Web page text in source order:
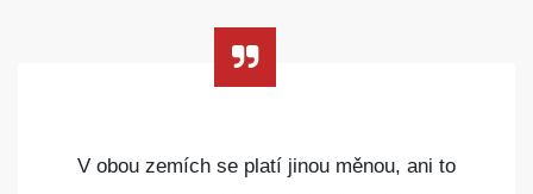
V obou zemích se platí jinou měnou, ani to